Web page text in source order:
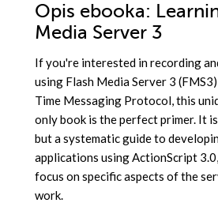
Opis ebooka:
Media Server 3
If you're interested in recording
using Flash Media Server 3
Time Messaging Protocol, this
only book is the perfect primer. It
but a systematic guide to
applications using ActionScript
focus on specific aspects of the
work.